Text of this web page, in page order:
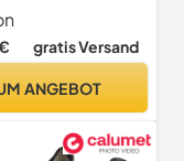
Set | mit
und
| für Einsteiger &
in die Astronomie
gratis Versand
ANGEBOT